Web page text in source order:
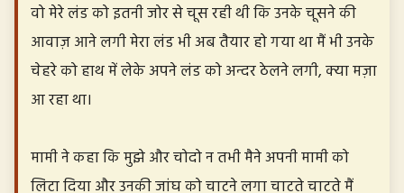
वो मेरे लंड को इतनी जोर से चूस रही थी कि उनके चूसने की
आवाज़ आने लगी मेरा लंड भी अब तैयार हो गया था मैं भी उनके
चेहरे को हाथ में लेके अपने लंड को अन्दर ठेलने लगी, क्या मज़ा
आ रहा था।
मामी ने कहा कि मुझे और चोदो न तभी मैने अपनी मामी को
लिटा दिया और उनकी जांघ को चाटने लगा चाटते चाटते मैं